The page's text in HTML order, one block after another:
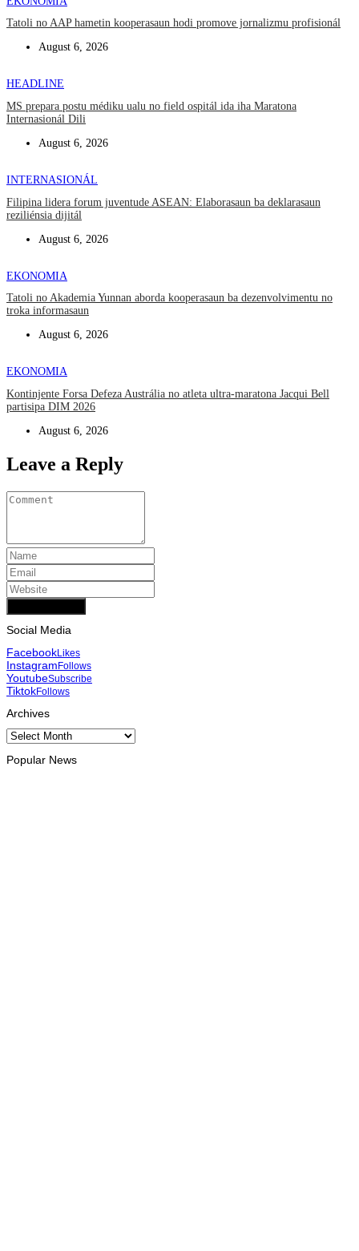
Tatoli no AAP hametin kooperasaun hodi promove jornalizmu profisionál
August 6, 2026
HEADLINE
MS prepara postu médiku ualu no field ospitál ida iha Maratona
Internasionál Dili
August 6, 2026
INTERNASIONÁL
Filipina lidera forum juventude ASEAN: Elaborasaun ba deklarasaun
reziliénsia dijitál
August 6, 2026
EKONOMIA
Tatoli no Akademia Yunnan aborda kooperasaun ba dezenvolvimentu no
troka informasaun
August 6, 2026
EKONOMIA
Kontinjente Forsa Defeza Austrália no atleta ultra-maratona Jacqui Bell
partisipa DIM 2026
August 6, 2026
Leave a Reply
Social Media
FacebookLikes
InstagramFollows
YoutubeSubscribe
TiktokFollows
Archives
Archives
Popular News